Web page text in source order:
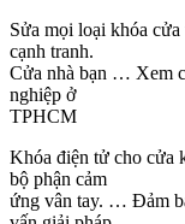
Sửa mọi loại khóa
cạnh tranh.
Cửa nhà bạn … Xem
nghiệp ở
TPHCM
Khóa điện tử cho cửa
bộ phận cảm
ứng vân tay. … Đảm